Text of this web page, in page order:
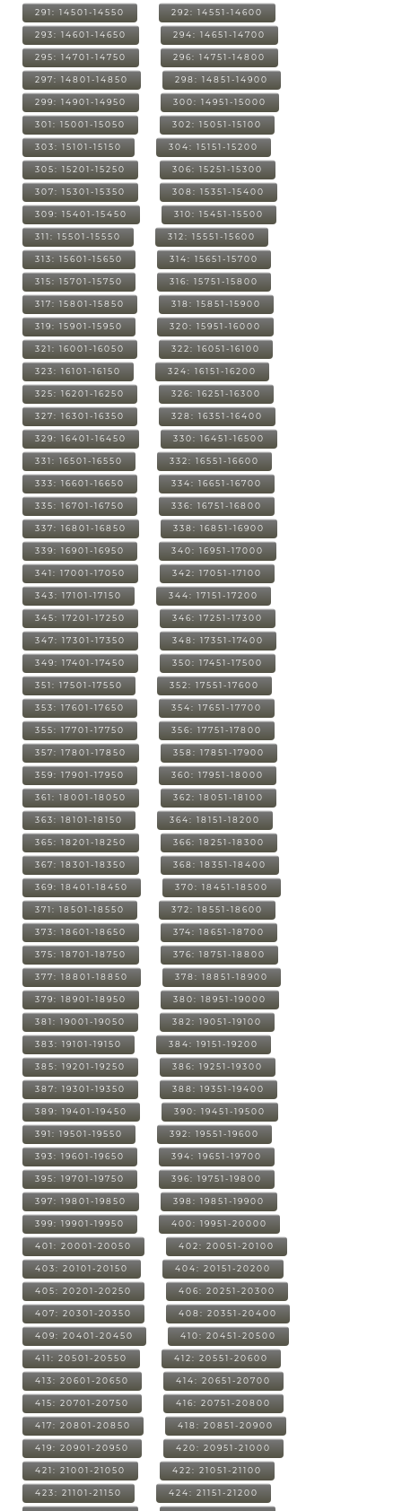
291: 14501-14550 292: 14551-14600
293: 14601-14650 294: 14651-14700
295: 14701-14750 296: 14751-14800
297: 14801-14850 298: 14851-14900
299: 14901-14950 300: 14951-15000
301: 15001-15050 302: 15051-15100
303: 15101-15150 304: 15151-15200
305: 15201-15250 306: 15251-15300
307: 15301-15350 308: 15351-15400
309: 15401-15450 310: 15451-15500
311: 15501-15550 312: 15551-15600
313: 15601-15650 314: 15651-15700
315: 15701-15750 316: 15751-15800
317: 15801-15850 318: 15851-15900
319: 15901-15950 320: 15951-16000
321: 16001-16050 322: 16051-16100
323: 16101-16150 324: 16151-16200
325: 16201-16250 326: 16251-16300
327: 16301-16350 328: 16351-16400
329: 16401-16450 330: 16451-16500
331: 16501-16550 332: 16551-16600
333: 16601-16650 334: 16651-16700
335: 16701-16750 336: 16751-16800
337: 16801-16850 338: 16851-16900
339: 16901-16950 340: 16951-17000
341: 17001-17050 342: 17051-17100
343: 17101-17150 344: 17151-17200
345: 17201-17250 346: 17251-17300
347: 17301-17350 348: 17351-17400
349: 17401-17450 350: 17451-17500
351: 17501-17550 352: 17551-17600
353: 17601-17650 354: 17651-17700
355: 17701-17750 356: 17751-17800
357: 17801-17850 358: 17851-17900
359: 17901-17950 360: 17951-18000
361: 18001-18050 362: 18051-18100
363: 18101-18150 364: 18151-18200
365: 18201-18250 366: 18251-18300
367: 18301-18350 368: 18351-18400
369: 18401-18450 370: 18451-18500
371: 18501-18550 372: 18551-18600
373: 18601-18650 374: 18651-18700
375: 18701-18750 376: 18751-18800
377: 18801-18850 378: 18851-18900
379: 18901-18950 380: 18951-19000
381: 19001-19050 382: 19051-19100
383: 19101-19150 384: 19151-19200
385: 19201-19250 386: 19251-19300
387: 19301-19350 388: 19351-19400
389: 19401-19450 390: 19451-19500
391: 19501-19550 392: 19551-19600
393: 19601-19650 394: 19651-19700
395: 19701-19750 396: 19751-19800
397: 19801-19850 398: 19851-19900
399: 19901-19950 400: 19951-20000
401: 20001-20050 402: 20051-20100
403: 20101-20150 404: 20151-20200
405: 20201-20250 406: 20251-20300
407: 20301-20350 408: 20351-20400
409: 20401-20450 410: 20451-20500
411: 20501-20550 412: 20551-20600
413: 20601-20650 414: 20651-20700
415: 20701-20750 416: 20751-20800
417: 20801-20850 418: 20851-20900
419: 20901-20950 420: 20951-21000
421: 21001-21050 422: 21051-21100
423: 21101-21150 424: 21151-21200